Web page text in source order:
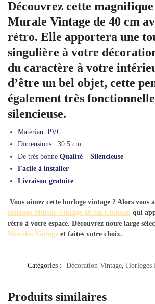
Découvrez cette
Murale Vintage de 40 cm
rétro. Elle apportera une
singulière à votre
du caractère à votre
d’être un bel objet, cette
également très
silencieuse.
Matériau: PVC
Dimensions : 30.5 cm
De très bonne Qualité – Silencieuse
Facile à installer
Livraison gratuite
Vous aimez cette horloge vintage ? Alors vous
Horloge Murale Vintage 40 cm Château qui
rétro à votre espace. Découvrez notre large
Murales Vintage et faites votre choix.
Catégories : Décoration Vintage Horloges
Produits similaires